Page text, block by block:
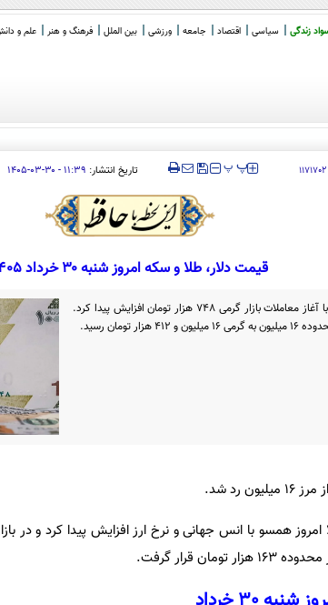
زندگی سیاسی اقتصاد جامعه ورزشی بین الملل فرهنگ و هنر علم و
کلی مذاکرا
۱۱۷۱۷۰۲ ‍‍‍ پپ تاریخ انتشار: ۱۱:۳۹ - ۳۰-۰۳-۱۴۰۵
قیمت دلار، طلا و سکه امروز شنبه ۳۰ خرداد ۱۴۰۵
قیمت هر گرم طلا 18 عیار امروز با آغاز معاملات بازار گرمی 748 هزار تومان افزایش پیدا کرد.
همسو با انس جهانی و نرخ ارز افزایش پیدا کرد و در